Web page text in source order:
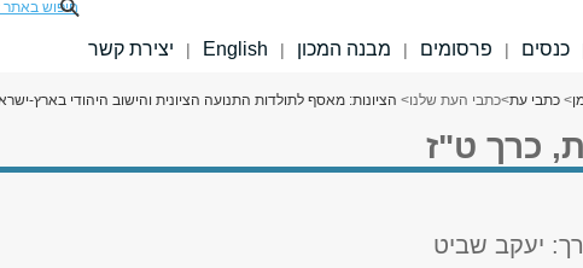
חיפוש באתר
כנסים | פרסומים | מבנה המכון |
English
| יצירת קשר
> כתבי עת>כתבי העת שלנו> הציונות: מאסף לתולדות התנועה הציונית והישוב היהודי בארץ-
כרך ט"ז